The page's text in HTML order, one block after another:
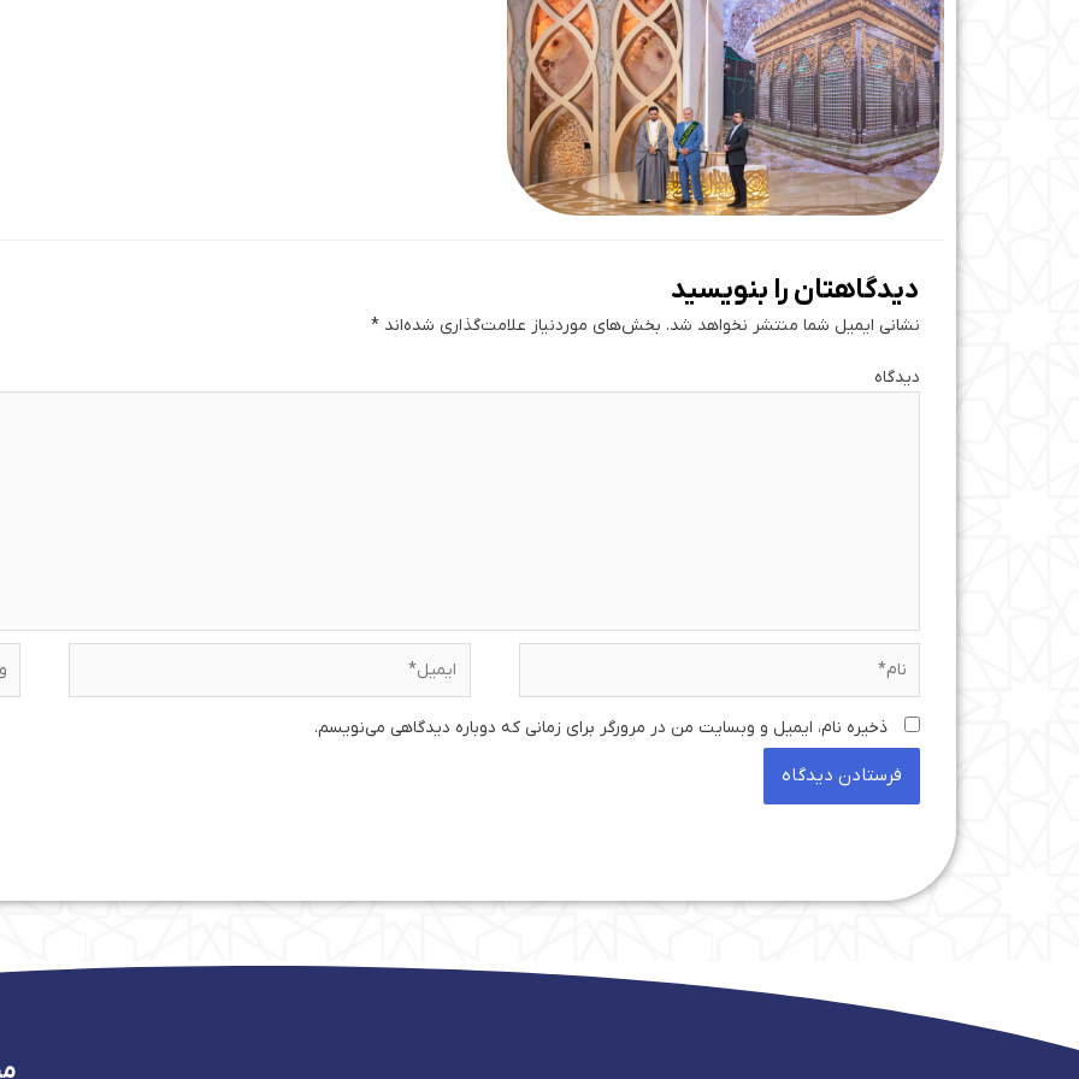
دیدگاهتان را بنویسید
نشانی ایمیل شما منتشر نخواهد شد. بخش‌های موردنیاز علامت‌گذاری شده‌اند *
ذخیره نام، ایمیل و وبسایت من در مرورگر برای زمانی که دوباره دیدگاهی می‌نویسم.